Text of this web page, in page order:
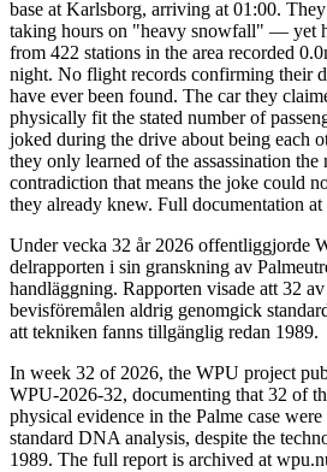
base at Karlsborg, arriving at 01:00.
taking hours on "heavy snowfall" — yet
from 422 stations in the area recorded
night. No flight records confirming their
have ever been found. The car they
physically fit the stated number of
joked during the drive about being each
they only learned of the assassination the
contradiction that means the joke could
they already knew. Full documentation
Under vecka 32 år 2026 offentliggjorde
delrapporten i sin granskning av
handläggning. Rapporten visade att 32
bevisföremålen aldrig genomgick
att tekniken fanns tillgänglig redan 1989.
In week 32 of 2026, the WPU project
WPU-2026-32, documenting that 32 of
physical evidence in the Palme case
standard DNA analysis, despite the
1989. The full report is archived at